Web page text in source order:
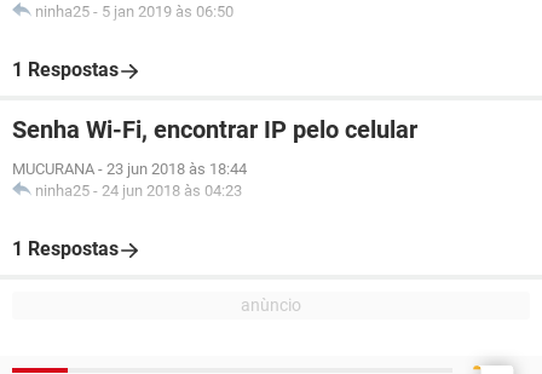
ninha25 - 5 jan 2019 às 06:50
1 Respostas
Senha Wi-Fi, encontrar IP pelo celular
MUCURANA - 23 jun 2018 às 18:44
ninha25 - 24 jun 2018 às 04:23
1 Respostas